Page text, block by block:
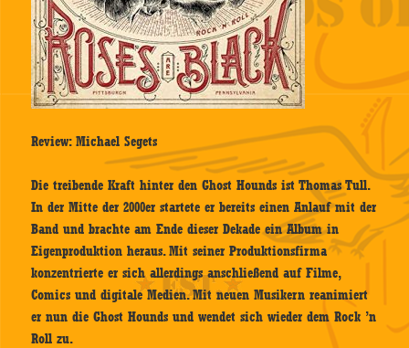
Review: Michael Segets
Die treibende Kraft hinter den Ghost Hounds ist Thomas Tull.
In der Mitte der 2000er startete er bereits einen Anlauf mit der
Band und brachte am Ende dieser Dekade ein Album in
Eigenproduktion heraus. Mit seiner Produktionsfirma
konzentrierte er sich allerdings anschließend auf Filme,
Comics und digitale Medien. Mit neuen Musikern reanimiert
er nun die Ghost Hounds und wendet sich wieder dem Rock ’n
Roll zu.